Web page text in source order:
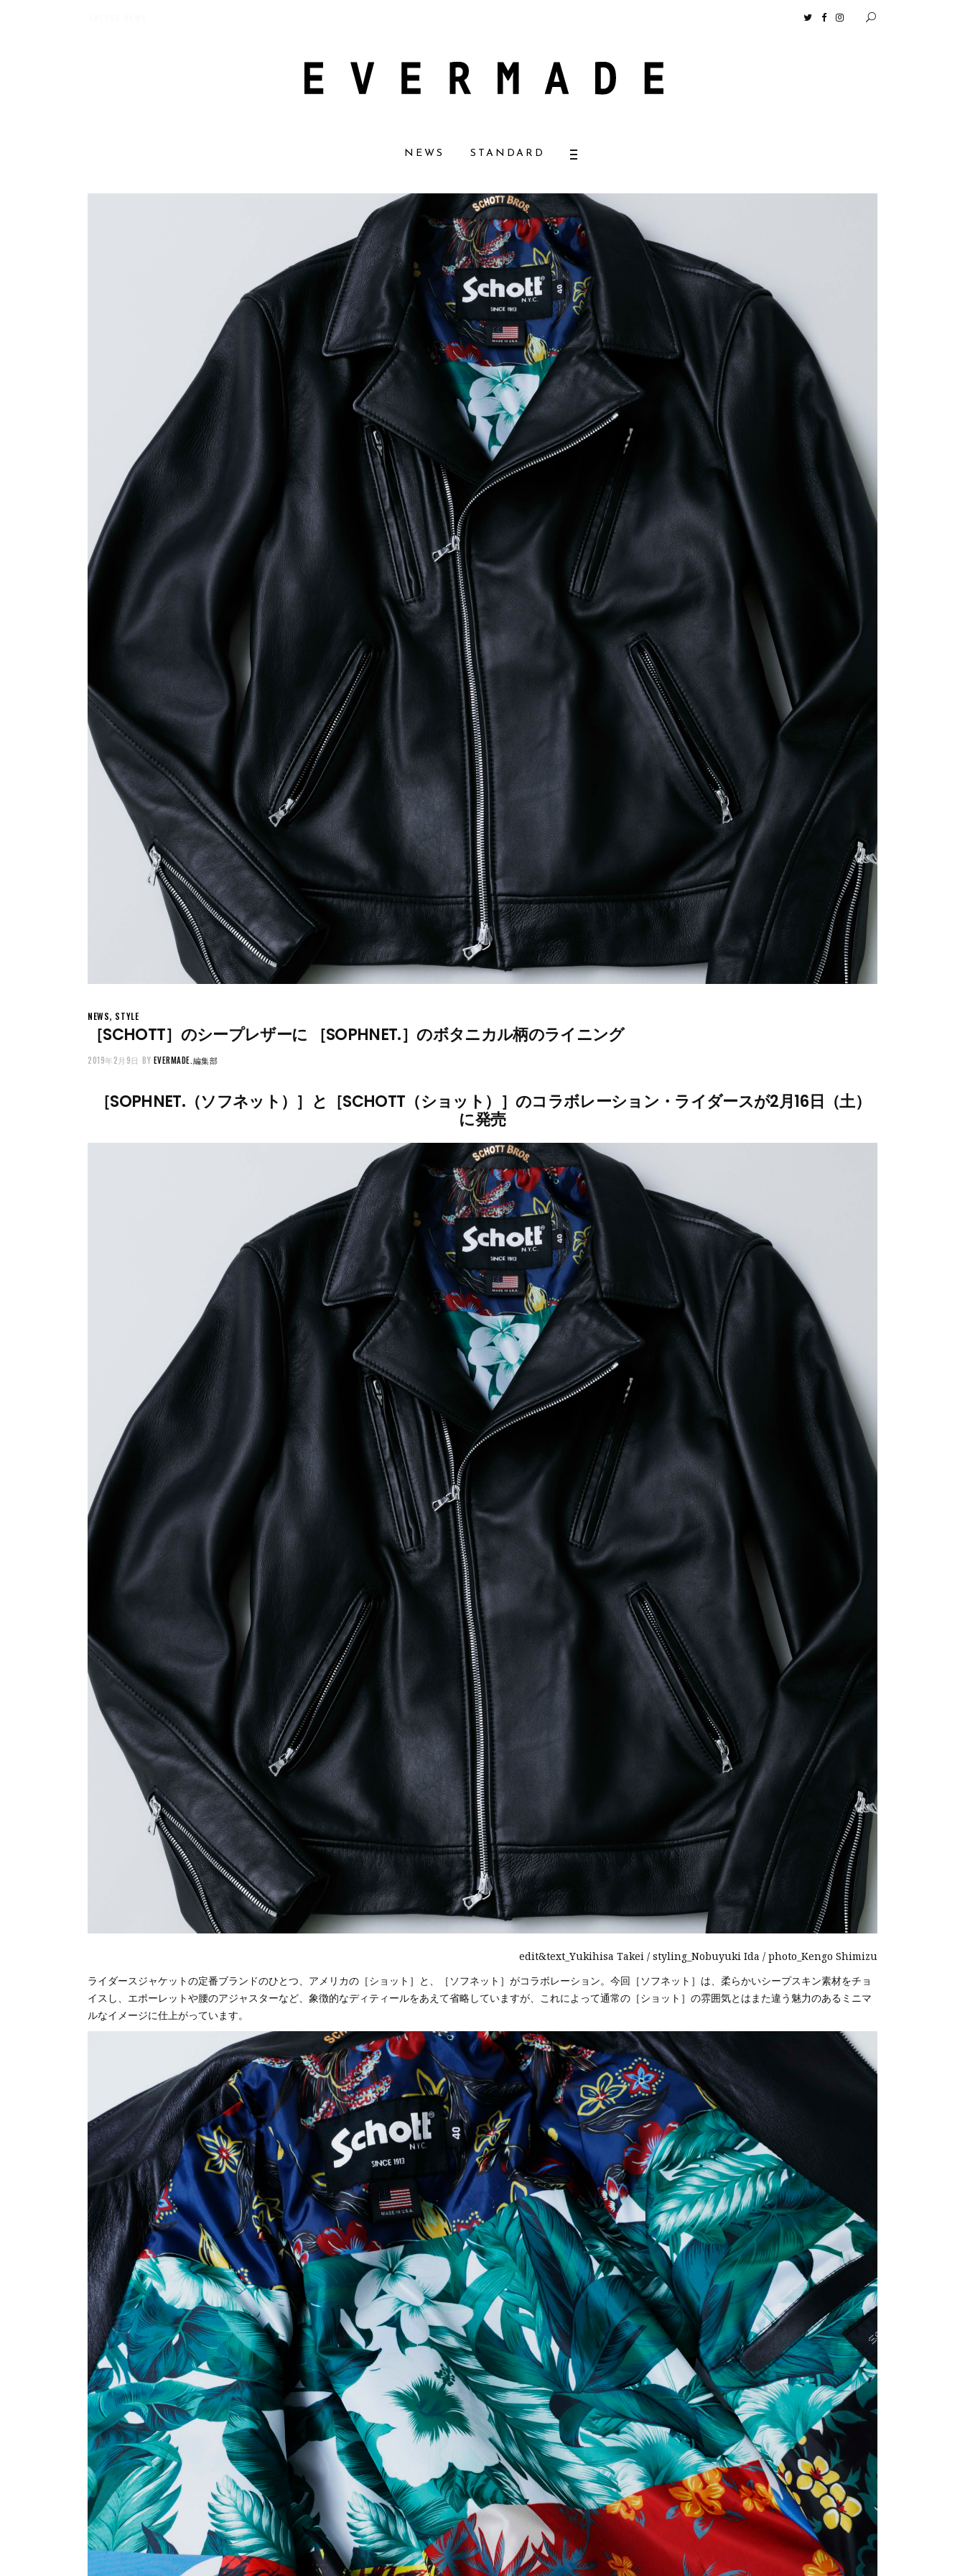
【エバーメイドショップ】［ムロセンツ］の生活に馴染むディフューザーナチュラルコスメ好きに一押し！ 松本恵奈
NEWS STANDARD
NEWS, STYLE
［SCHOTT］のシープレザーに ［SOPHNET.］のボタニカル柄のライニング
2019年2月9日 BY EVERMADE.編集部
［SOPHNET.（ソフネット）］と［SCHOTT（ショット）］のコラボレーション・ライダースが2月16日（土）
に発売
edit&text_Yukihisa Takei / styling_Nobuyuki Ida / photo_Kengo Shimizu
ライダースジャケットの定番ブランドのひとつ、アメリカの［ショット］と、［ソフネット］がコラボレーション。今回［ソフネット］は、柔らかいシープスキン素材をチョ
イスし、エポーレットや腰のアジャスターなど、象徴的なディティールをあえて省略していますが、これによって通常の［ショット］の雰囲気とはまた違う魅力のあるミニマ
ルなイメージに仕上がっています。